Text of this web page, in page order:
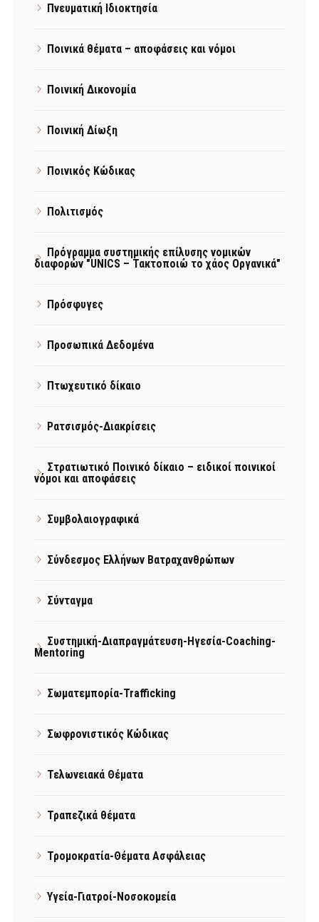
Πνευματική Ιδιοκτησία
Ποινικά θέματα – αποφάσεις και νόμοι
Ποινική Δικονομία
Ποινική Δίωξη
Ποινικός Κώδικας
Πολιτισμός
Πρόγραμμα συστημικής επίλυσης νομικών
διαφορών "UNICS – Τακτοποιώ το χάος Οργανικά"
Πρόσφυγες
Προσωπικά Δεδομένα
Πτωχευτικό δίκαιο
Ρατσισμός-Διακρίσεις
Στρατιωτικό Ποινικό δίκαιο – ειδικοί ποινικοί
νόμοι και αποφάσεις
Συμβολαιογραφικά
Σύνδεσμος Ελλήνων Βατραχανθρώπων
Σύνταγμα
Συστημική-Διαπραγμάτευση-Ηγεσία-Coaching-
Mentoring
Σωματεμπορία-Trafficking
Σωφρονιστικός Κώδικας
Τελωνειακά Θέματα
Τραπεζικά θέματα
Τρομοκρατία-Θέματα Ασφάλειας
Υγεία-Γιατροί-Νοσοκομεία